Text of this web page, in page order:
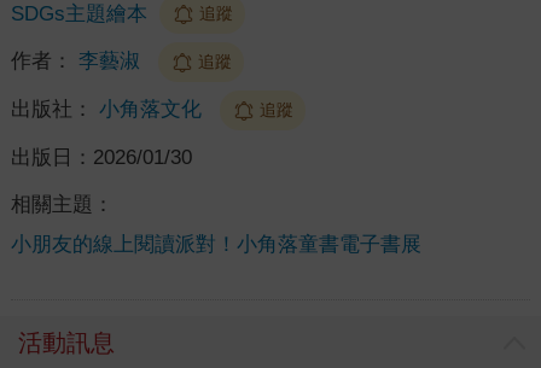
SDGs主題繪本
追蹤
作者： 李藝淑 追蹤
出版社： 小角落文化 追蹤
出版日： 2026/01/30
相關主題：
小朋友的線上閱讀派對！小角落童書電子書展
活動訊息